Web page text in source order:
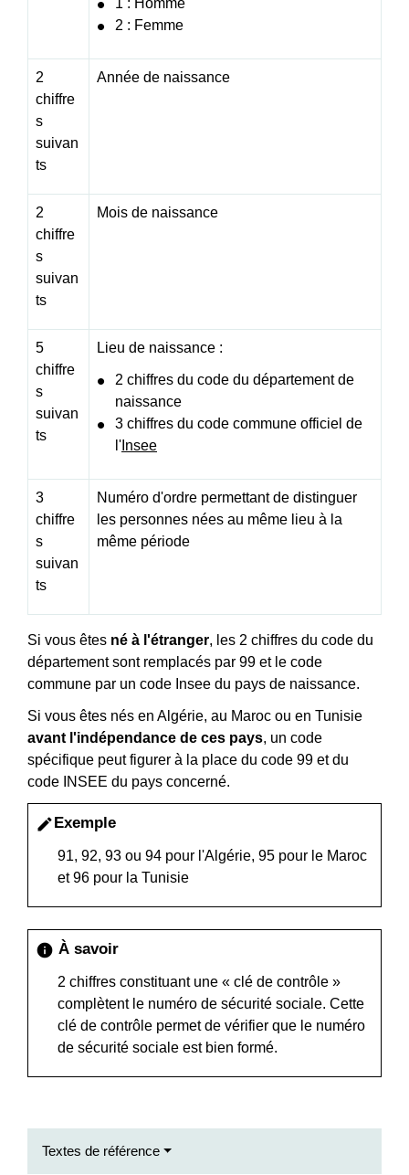
1 : Homme
2 : Femme
2
chiffre
s
suivan
ts
Année de naissance
2
chiffre
s
suivan
ts
Mois de naissance
5
chiffre
s
suivan
ts
Lieu de naissance :
2 chiffres du code du département de
naissance
3 chiffres du code commune officiel de
l' Insee
3
chiffre
s
suivan
ts
Numéro d'ordre permettant de distinguer
les personnes nées au même lieu à la
même période
Si vous êtes né à l'étranger, les 2 chiffres du code du
département sont remplacés par 99 et le code
commune par un code Insee du pays de naissance.
Si vous êtes nés en Algérie, au Maroc ou en Tunisie
avant l'indépendance de ces pays, un code
spécifique peut figurer à la place du code 99 et du
code INSEE du pays concerné.
edit Exemple
91, 92, 93 ou 94 pour l'Algérie, 95 pour le Maroc
et 96 pour la Tunisie
info À savoir
2 chiffres constituant une « clé de contrôle »
complètent le numéro de sécurité sociale. Cette
clé de contrôle permet de vérifier que le numéro
de sécurité sociale est bien formé.
Textes de référence